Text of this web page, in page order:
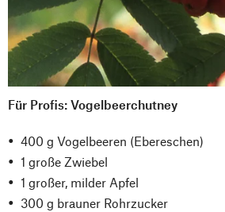
Für Profis: Vogelbeerchutney
400 g Vogelbeeren (Ebereschen)
1 große Zwiebel
1 großer, milder Apfel
300 g brauner Rohrzucker